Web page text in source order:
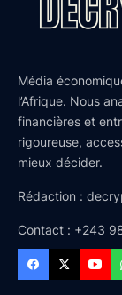
Média
l’Afrique. Nous
financières et
rigoureuse,
mieux décider.
Rédaction :
Contact : +243